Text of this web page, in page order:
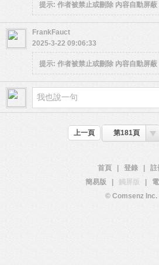
提示: 作者被禁止或刪除 內容自動屏蔽
FrankFauct
2025-3-22 09:06:33
提示: 作者被禁止或刪除 內容自動屏蔽
上一頁 第181頁
首頁 登錄
註
簡易版
觸屏版
© Comsenz Inc.